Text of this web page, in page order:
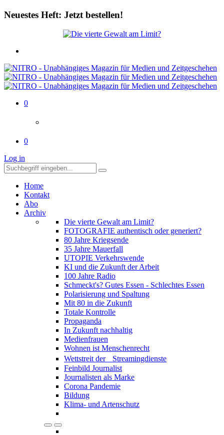
Neuestes Heft: Jetzt bestellen!
0
0
Log in
Home
Kontakt
Abo
Archiv
Die vierte Gewalt am Limit?
FOTOGRAFIE authentisch oder generiert?
80 Jahre Kriegsende
35 Jahre Mauerfall
UTOPIE Verkehrswende
KI und die Zukunft der Arbeit
100 Jahre Radio
Schmeckt's? Gutes Essen - Schlechtes Essen
Polarisierung und Spaltung
Mit 80 in die Zukunft
Totale Kontrolle
Propaganda
In Zukunft nachhaltig
Medienfrauen
Wohnen ist Menschenrecht
Wettstreit der Streamingdienste
Feinbild Journalist
Journalisten als Marke
Corona Pandemie
Bildung
Klima- und Artenschutz